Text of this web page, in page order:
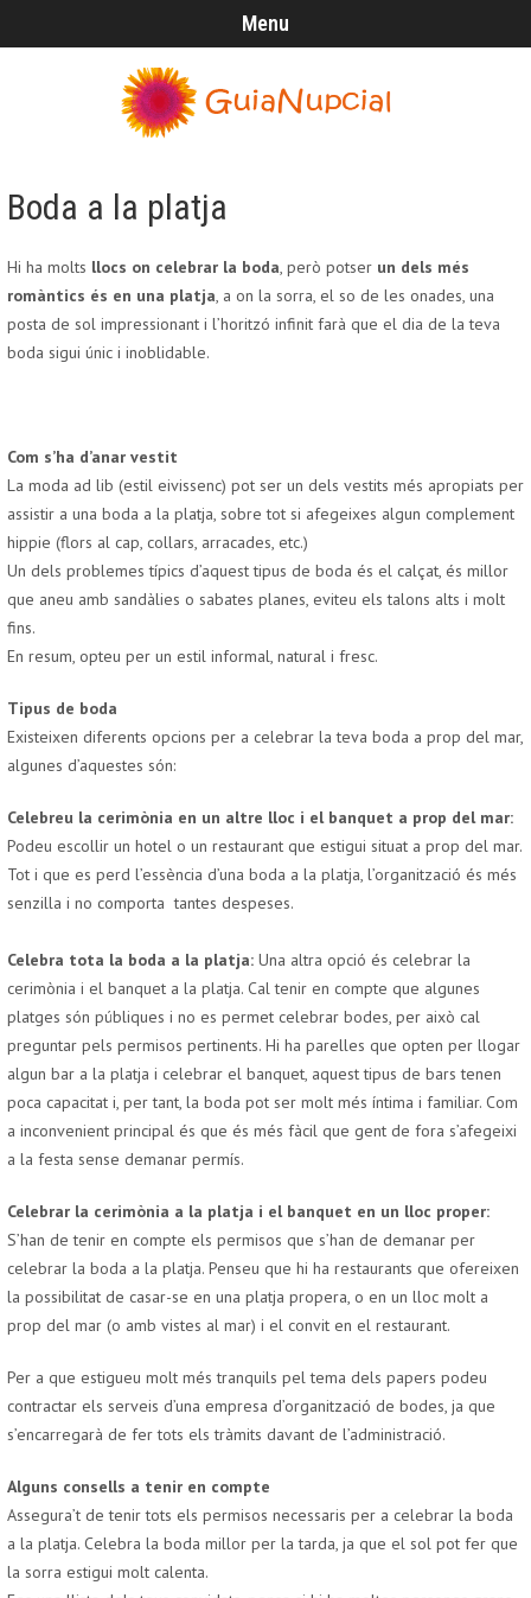
Menu
Boda a la platja
Hi ha molts llocs on celebrar la boda, però potser un dels més
romàntics és en una platja, a on la sorra, el so de les onades, una
posta de sol impressionant i l’horitzó infinit farà que el dia de la teva
boda sigui únic i inoblidable.
Com s’ha d’anar vestit
La moda ad lib (estil eivissenc) pot ser un dels vestits més apropiats per
assistir a una boda a la platja, sobre tot si afegeixes algun complement
hippie (flors al cap, collars, arracades, etc.)
Un dels problemes típics d’aquest tipus de boda és el calçat, és millor
que aneu amb sandàlies o sabates planes, eviteu els talons alts i molt
fins.
En resum, opteu per un estil informal, natural i fresc.
Tipus de boda
Existeixen diferents opcions per a celebrar la teva boda a prop del mar,
algunes d’aquestes són:
Celebreu la cerimònia en un altre lloc i el banquet a prop del mar:
Podeu escollir un hotel o un restaurant que estigui situat a prop del mar.
Tot i que es perd l’essència d’una boda a la platja, l’organització és més
senzilla i no comporta tantes despeses.
Celebra tota la boda a la platja: Una altra opció és celebrar la
cerimònia i el banquet a la platja. Cal tenir en compte que algunes
platges són públiques i no es permet celebrar bodes, per això cal
preguntar pels permisos pertinents. Hi ha parelles que opten per llogar
algun bar a la platja i celebrar el banquet, aquest tipus de bars tenen
poca capacitat i, per tant, la boda pot ser molt més íntima i familiar. Com
a inconvenient principal és que és més fàcil que gent de fora s’afegeixi
a la festa sense demanar permís.
Celebrar la cerimònia a la platja i el banquet en un lloc proper:
S’han de tenir en compte els permisos que s’han de demanar per
celebrar la boda a la platja. Penseu que hi ha restaurants que ofereixen
la possibilitat de casar-se en una platja propera, o en un lloc molt a
prop del mar (o amb vistes al mar) i el convit en el restaurant.
Per a que estigueu molt més tranquils pel tema dels papers podeu
contractar els serveis d’una empresa d’organització de bodes, ja que
s’encarregarà de fer tots els tràmits davant de l’administració.
Alguns consells a tenir en compte
Assegura’t de tenir tots els permisos necessaris per a celebrar la boda
a la platja. Celebra la boda millor per la tarda, ja que el sol pot fer que
la sorra estigui molt calenta.